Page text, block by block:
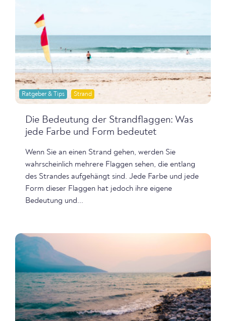
Ratgeber & Tips Strand
Die Bedeutung der Strandflaggen: Was
jede Farbe und Form bedeutet
Wenn Sie an einen Strand gehen, werden Sie
wahrscheinlich mehrere Flaggen sehen, die entlang
des Strandes aufgehängt sind. Jede Farbe und jede
Form dieser Flaggen hat jedoch ihre eigene
Bedeutung und...